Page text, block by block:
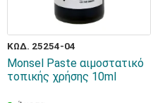
ΚΩΔ. 25254-04
Monsel Paste αιμοστατικό
τοπικής χρήσης 10ml